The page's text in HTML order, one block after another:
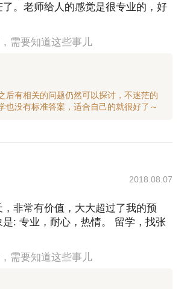
。老师给人的感觉是很专业的，好
需要知道这些事儿
后有相关的问题仍然可以探讨，不迷茫的
2018.08.07
非常有价值，大大超过了我的预
: 专业，耐心，热情。 留学，找张
需要知道这些事儿